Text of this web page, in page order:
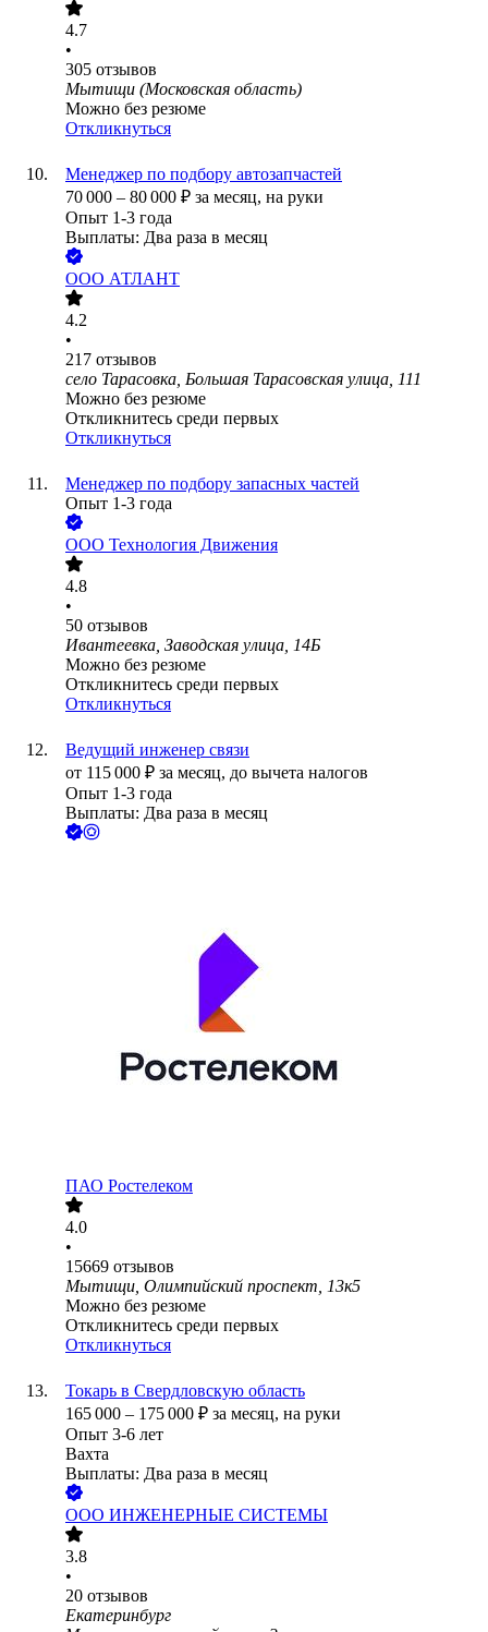
4.7
•
305 отзывов
Мытищи (Московская область)
Можно без резюме
Откликнуться
Менеджер по подбору автозапчастей
70 000 – 80 000 ₽ за месяц, на руки
Опыт 1-3 года
Выплаты: Два раза в месяц
ООО АТЛАНТ
4.2
•
217 отзывов
село Тарасовка, Большая Тарасовская улица, 111
Можно без резюме
Откликнитесь среди первых
Откликнуться
Менеджер по подбору запасных частей
Опыт 1-3 года
ООО Технология Движения
4.8
•
50 отзывов
Ивантеевка, Заводская улица, 14Б
Можно без резюме
Откликнитесь среди первых
Откликнуться
Ведущий инженер связи
от 115 000 ₽ за месяц, до вычета налогов
Опыт 1-3 года
Выплаты: Два раза в месяц
ПАО Ростелеком
4.0
•
15669 отзывов
Мытищи, Олимпийский проспект, 13к5
Можно без резюме
Откликнитесь среди первых
Откликнуться
Токарь в Свердловскую область
165 000 – 175 000 ₽ за месяц, на руки
Опыт 3-6 лет
Вахта
Выплаты: Два раза в месяц
ООО ИНЖЕНЕРНЫЕ СИСТЕМЫ
3.8
•
20 отзывов
Екатеринбург